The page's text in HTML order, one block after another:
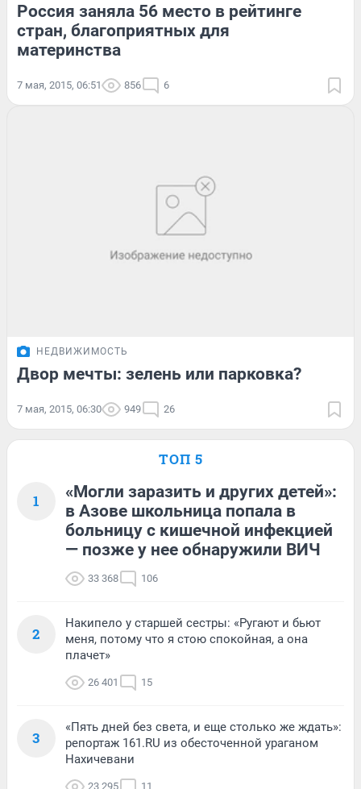
Россия заняла 56 место в рейтинге
стран, благоприятных для
материнства
7 мая, 2015, 06:51 856 6
НЕДВИЖИМОСТЬ
Двор мечты: зелень или парковка?
7 мая, 2015, 06:30 949 26
ТОП 5
1
«Могли заразить и других детей»:
в Азове школьница попала в
больницу с кишечной инфекцией
— позже у нее обнаружили ВИЧ
33 368 106
2
Накипело у старшей сестры: «Ругают и бьют
меня, потому что я стою спокойная, а она
плачет»
26 401 15
3
«Пять дней без света, и еще столько же ждать»:
репортаж 161.RU из обесточенной ураганом
Нахичевани
23 295 11